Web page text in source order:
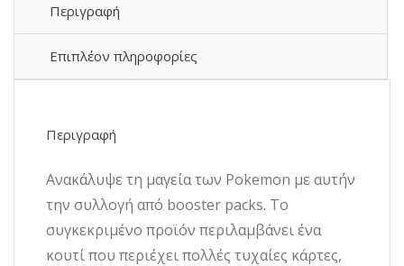
Περιγραφή
Επιπλέον πληροφορίες
Περιγραφή
Ανακάλυψε τη μαγεία των Pokemon με αυτήν
την συλλογή από booster packs. Το
συγκεκριμένο προϊόν περιλαμβάνει ένα
κουτί που περιέχει πολλές τυχαίες κάρτες,